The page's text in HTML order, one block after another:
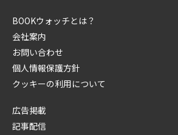
BOOKウォッチとは？
会社案内
お問い合わせ
個人情報保護方針
クッキーの利用について
広告掲載
記事配信